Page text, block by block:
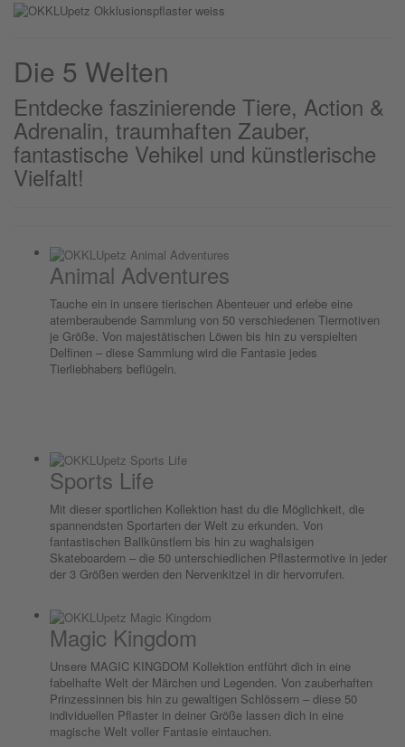
Die 5 Welten
Entdecke faszinierende Tiere, Action &
Adrenalin, traumhaften Zauber,
fantastische Vehikel und künstlerische
Vielfalt!
Animal Adventures
Tauche ein in unsere tierischen Abenteuer und erlebe eine
atemberaubende Sammlung von 50 verschiedenen Tiermotiven
je Größe. Von majestätischen Löwen bis hin zu verspielten
Delfinen – diese Sammlung wird die Fantasie jedes
Tierliebhabers beflügeln.
Sports Life
Mit dieser sportlichen Kollektion hast du die Möglichkeit, die
spannendsten Sportarten der Welt zu erkunden. Von
fantastischen Ballkünstlern bis hin zu waghalsigen
Skateboardern – die 50 unterschiedlichen Pflastermotive in jeder
der 3 Größen werden den Nervenkitzel in dir hervorrufen.
Magic Kingdom
Unsere MAGIC KINGDOM Kollektion entführt dich in eine
fabelhafte Welt der Märchen und Legenden. Von zauberhaften
Prinzessinnen bis hin zu gewaltigen Schlössern – diese 50
individuellen Pflaster in deiner Größe lassen dich in eine
magische Welt voller Fantasie eintauchen.